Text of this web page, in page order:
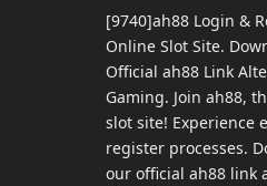
[9740]ah88 Login &
Online Slot Site.
Official ah88 Link
Gaming. Join ah88,
slot site! Experience
register processes.
our official ah88 link